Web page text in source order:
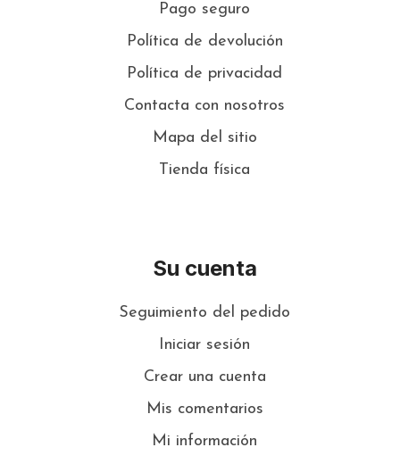
Pago seguro
Política de devolución
Política de privacidad
Contacta con nosotros
Mapa del sitio
Tienda física
Su cuenta
Seguimiento del pedido
Iniciar sesión
Crear una cuenta
Mis comentarios
Mi información